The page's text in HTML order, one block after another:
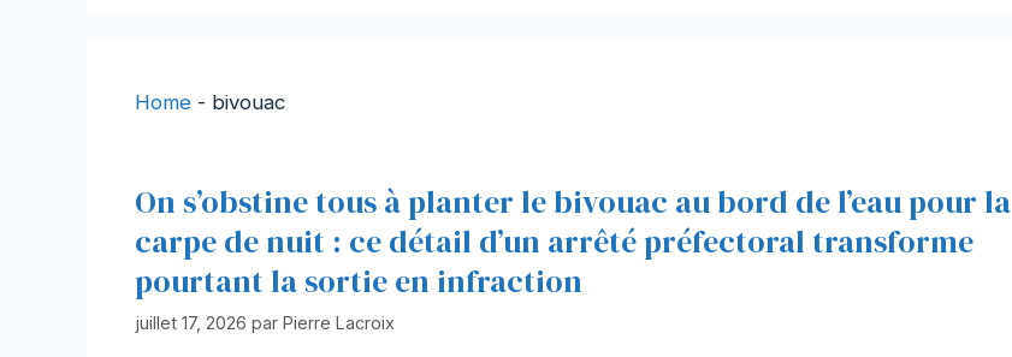
Home - bivouac
On s’obstine tous à planter le bivouac au bord de l’eau pour la
carpe de nuit : ce détail d’un arrêté préfectoral transforme
pourtant la sortie en infraction
juillet 17, 2026 par Pierre Lacroix